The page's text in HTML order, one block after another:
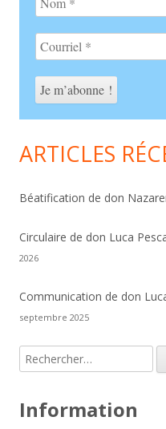
ARTICLES
Béatification de don
Circulaire de don Luca
2026
Communication de don
septembre 2025
Rechercher :
Information